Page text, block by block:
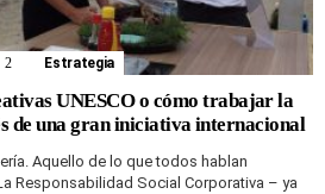
2 Comentarios
Estrategia
UNESCO o cómo trabajar la
de una gran iniciativa internacional
Aquello de lo que todos hablan
Responsabilidad Social Corporativa – ya